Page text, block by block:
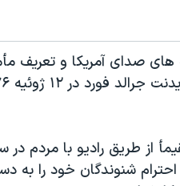
صدای آمریکا و تعریف
از طریق رادیو با مردم در
احترام شنوندگان خود را به